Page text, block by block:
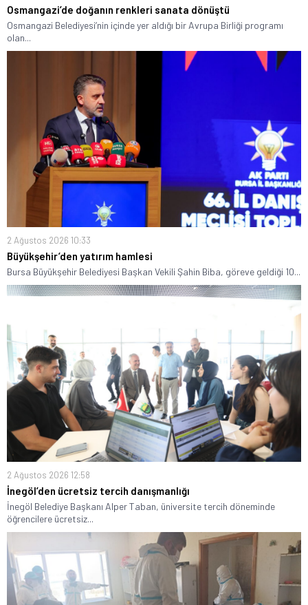
Osmangazi’de doğanın renkleri sanata dönüştü
Osmangazi Belediyesi’nin içinde yer aldığı bir Avrupa Birliği programı
olan...
2 Ağustos 2026 10:33
Büyükşehir’den yatırım hamlesi
Bursa Büyükşehir Belediyesi Başkan Vekili Şahin Biba, göreve geldiği 10...
2 Ağustos 2026 12:58
İnegöl’den ücretsiz tercih danışmanlığı
İnegöl Belediye Başkanı Alper Taban, üniversite tercih döneminde
öğrencilere ücretsiz...